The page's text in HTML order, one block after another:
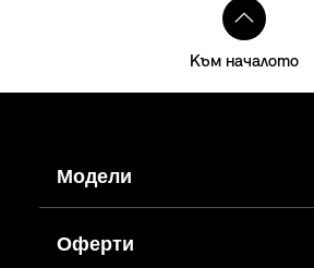
Към началото
Модели
Оферти